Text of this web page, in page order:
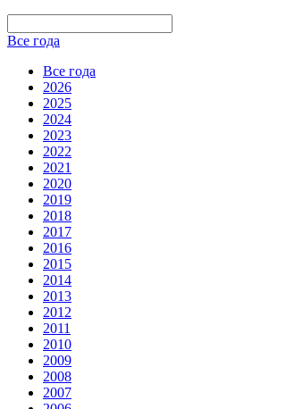
Все года
Все года
2026
2025
2024
2023
2022
2021
2020
2019
2018
2017
2016
2015
2014
2013
2012
2011
2010
2009
2008
2007